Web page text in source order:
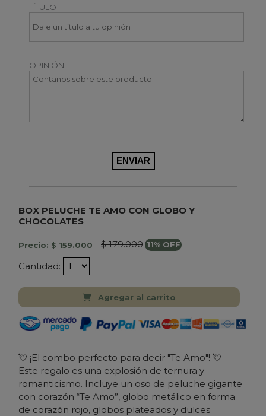
TÍTULO
OPINIÓN
BOX PELUCHE TE AMO CON GLOBO Y
CHOCOLATES
Precio: $ 159.000 - $ 179.000 11% OFF
Cantidad:
Agregar al carrito
💘 ¡El combo perfecto para decir "Te Amo"! 💘
Este regalo es una explosión de ternura y
romanticismo. Incluye un oso de peluche gigante
con corazón “Te Amo”, globo metálico en forma
de corazón rojo, globos plateados y dulces